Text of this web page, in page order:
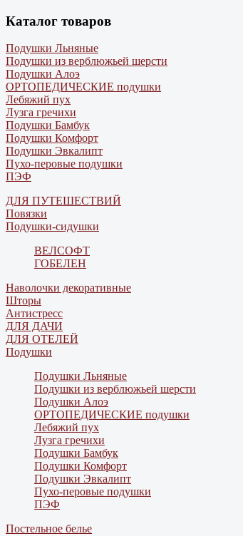
Каталог товаров
Подушки Льняные
Подушки из верблюжьей шерсти
Подушки Алоэ
ОРТОПЕДИЧЕСКИЕ подушки
Лебяжий пух
Лузга гречихи
Подушки Бамбук
Подушки Комфорт
Подушки Эвкалипт
Пухо-перовые подушки
ПЭФ
ДЛЯ ПУТЕШЕСТВИЙ
Повязки
Подушки-сидушки
ВЕЛСОФТ
ГОБЕЛЕН
Наволочки декоративные
Шторы
Антистресс
ДЛЯ ДАЧИ
ДЛЯ ОТЕЛЕЙ
Подушки
Подушки Льняные
Подушки из верблюжьей шерсти
Подушки Алоэ
ОРТОПЕДИЧЕСКИЕ подушки
Лебяжий пух
Лузга гречихи
Подушки Бамбук
Подушки Комфорт
Подушки Эвкалипт
Пухо-перовые подушки
ПЭФ
Постельное белье